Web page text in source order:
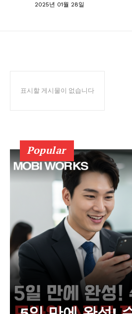
2025년 01월 28일
표시할 게시물이 없습니다
Popular